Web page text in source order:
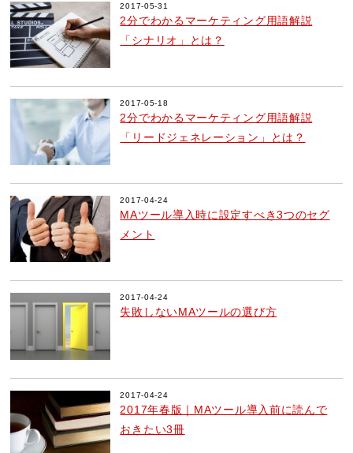
2017-05-31
2分でわかるマーケティング用語解説
「シナリオ」とは？
2017-05-18
2分でわかるマーケティング用語解説
「リードジェネレーション」とは？
2017-04-24
MAツール導入時に設定すべき3つのセグ
メント
2017-04-24
失敗しないMAツールの選び方
2017-04-24
2017年春版｜MAツール導入前に読んで
おきたい3冊